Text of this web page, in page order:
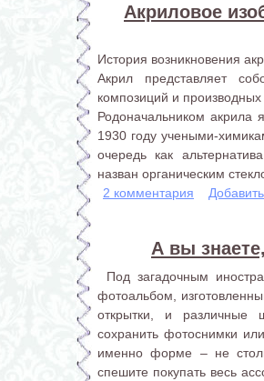
Акриловое
История возникновения
Акрил представляет
композиций и
Родоначальником акрила
1930 году учеными-
очередь как
назван органическим
2 комментария
А вы
Под загадочным
фотоальбом,
открытки, и различные
сохранить фотоснимки
именно форме – не
спешите покупать весь